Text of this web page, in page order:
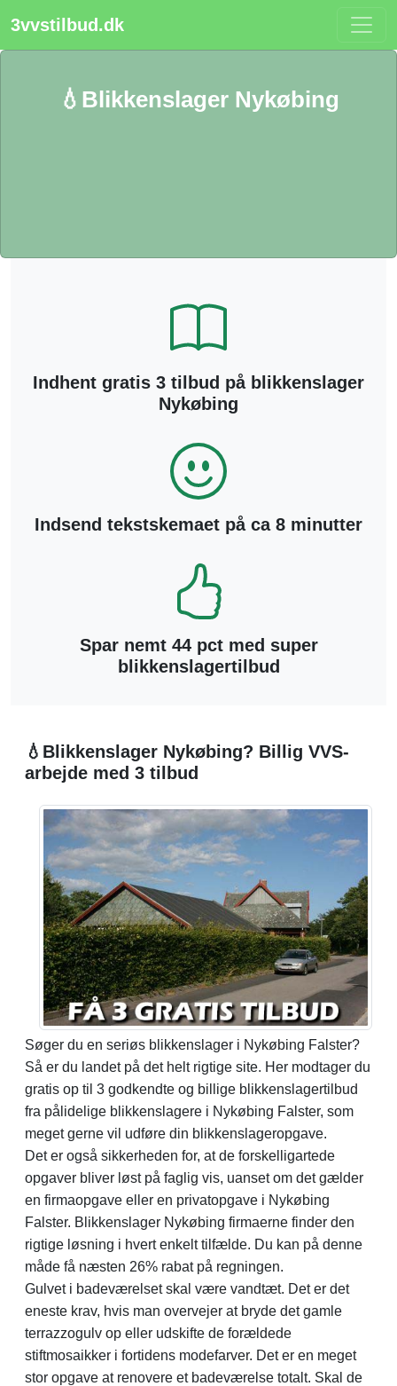
3vvstilbud.dk
💧Blikkenslager Nykøbing
Indhent gratis 3 tilbud på blikkenslager
Nykøbing
Indsend tekstskemaet på ca 8 minutter
Spar nemt 44 pct med super
blikkenslagertilbud
💧Blikkenslager Nykøbing? Billig VVS-
arbejde med 3 tilbud
Søger du en seriøs blikkenslager i Nykøbing Falster?
Så er du landet på det helt rigtige site. Her modtager du
gratis op til 3 godkendte og billige blikkenslagertilbud
fra pålidelige blikkenslagere i Nykøbing Falster, som
meget gerne vil udføre din blikkenslageropgave.
Det er også sikkerheden for, at de forskelligartede
opgaver bliver løst på faglig vis, uanset om det gælder
en firmaopgave eller en privatopgave i Nykøbing
Falster. Blikkenslager Nykøbing firmaerne finder den
rigtige løsning i hvert enkelt tilfælde. Du kan på denne
måde få næsten 26% rabat på regningen.
Gulvet i badeværelset skal være vandtæt. Det er det
eneste krav, hvis man overvejer at bryde det gamle
terrazzogulv op eller udskifte de forældede
stiftmosaikker i fortidens modefarver. Det er en meget
stor opgave at renovere et badeværelse totalt. Skal de